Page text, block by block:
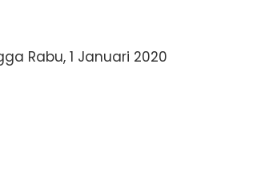
Rabu, 1 Januari 2020